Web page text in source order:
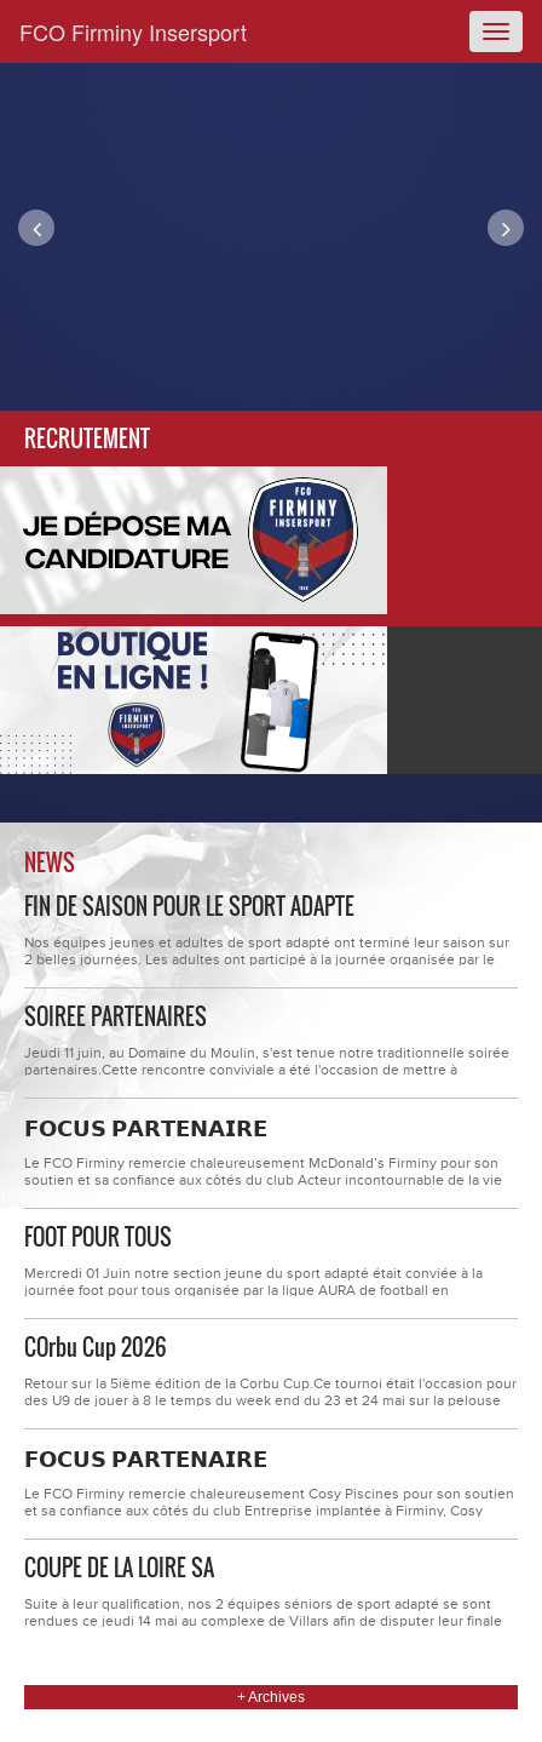
FCO Firminy Insersport
RECRUTEMENT
NEWS
FIN DE SAISON POUR LE SPORT ADAPTE
Nos équipes jeunes et adultes de sport adapté ont terminé leur saison sur
2 belles journées. Les adultes ont participé à la journée organisée par le
Collectif du cœur 42. " Le Collectif Du Cœur 42 est bien plus qu’une simple
association : c’est une famille dédiée à l’entraide sociale, fondée le 10...
SOIREE PARTENAIRES
Jeudi 11 juin, au Domaine du Moulin, s'est tenue notre traditionnelle soirée
partenaires.Cette rencontre conviviale a été l'occasion de mettre à
la saison ont permis à plusieurs équipes d'atteindre un niveau supérieur.
Leur engagement quotidien auprès de nos joueurs...
𝗙𝗢𝗖𝗨𝗦 𝗣𝗔𝗥𝗧𝗘𝗡𝗔𝗜𝗥𝗘
Le FCO Firminy remercie chaleureusement McDonald’s Firminy pour son
soutien et sa confiance aux côtés du club Acteur incontournable de la vie
développement de nos actions tout au long de la saison. Nous sommes
fiers de pouvoir compter sur des partenaires engagés à nos côtés pour faire
vivre le sport,...
FOOT POUR TOUS
Mercredi 01 Juin notre section jeune du sport adapté était conviée à la
journée foot pour tous organisée par la ligue AURA de football en
avons été reçus au centre de Tola Vologe à Lyon par les jeunes
footballeuses du pôle de formation. le matin elles ont encadré des...
COrbu Cup 2026
Retour sur la 5ième édition de la Corbu Cup.Ce tournoi était l'occasion pour
des U9 de jouer à 8 le temps du week end du 23 et 24 mai sur la pelouse
leur sportivité, les joueurs qui malgré les fortes chaleurs ont tout donné sur
le terrain et bien entendu tous nos bénévoles du...
𝗙𝗢𝗖𝗨𝗦 𝗣𝗔𝗥𝗧𝗘𝗡𝗔𝗜𝗥𝗘
Le FCO Firminy remercie chaleureusement Cosy Piscines pour son soutien
et sa confiance aux côtés du club Entreprise implantée à Firminy, Cosy
et proximité.Nous sommes fiers de pouvoir compter sur des partenaires
locaux engagés dans la vie associative et sportive de notre territoire. Merci
à toute...
COUPE DE LA LOIRE SA
Suite à leur qualification, nos 2 équipes séniors de sport adapté se sont
rendues ce jeudi 14 mai au complexe de Villars afin de disputer leur finale
+ Archives